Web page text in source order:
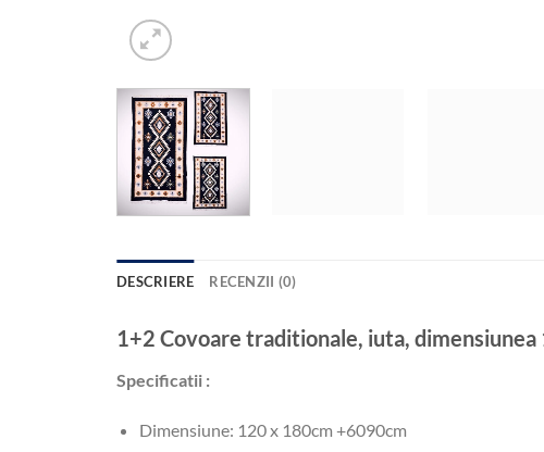
DESCRIERE RECENZII (0)
1+2 Covoare traditionale, iuta,
Specificatii :
Dimensiune: 120 x 180cm +6090cm